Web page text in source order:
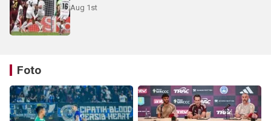
Aug 1st
Foto